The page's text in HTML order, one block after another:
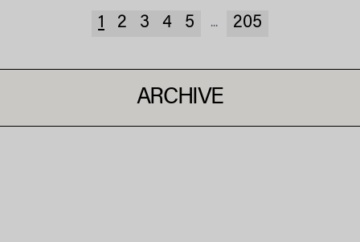
1 2 3 4 5 ... 205
ARCHIVE